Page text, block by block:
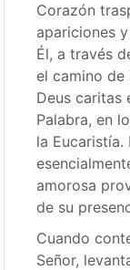
Corazón
apariciones
Él, a través
el camino de
Deus caritas
Palabra, en
la Eucaristía.
amorosa
de su
Cuando
Señor,